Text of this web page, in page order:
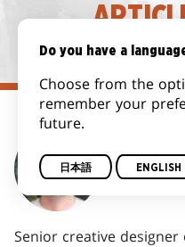
Senior creative designer
Do you have a
Choose from the
remember your
future.
日本語 ENGLISH